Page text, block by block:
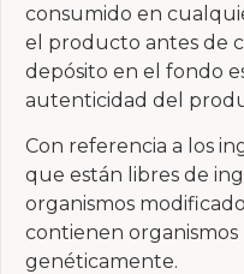
consumido en
el producto antes de
depósito en el fondo
autenticidad del
Con referencia a los
que están libres de
organismos
contienen organismos
genéticamente.